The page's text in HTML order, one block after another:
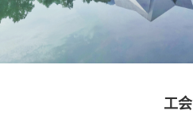
工会